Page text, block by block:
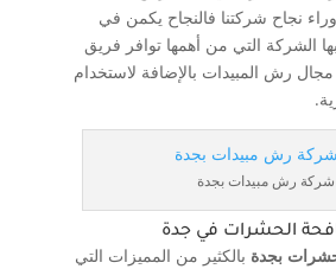
نجاح شركتنا فالنجاح يكمن في
الشركة التي من أهمها توافر فريق
رش المبيدات بالإضافة لاستخدام
شركة رش مبيدات بجدة
الحشرات في جدة
بجدة بالكثير من المميزات التي